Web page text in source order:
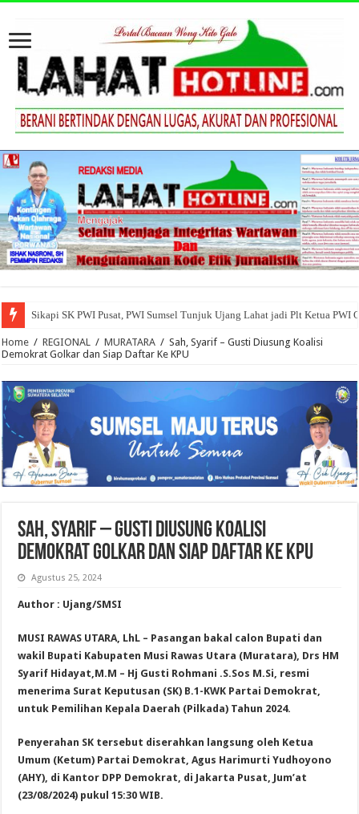
Sikapi SK PWI Pusat, PWI Sumsel Tunjuk Ujang Lahat jadi Plt Ketua PWI
Home / REGIONAL / MURATARA / Sah, Syarif – Gusti Diusung Koalisi
Demokrat Golkar dan Siap Daftar Ke KPU
Sah, Syarif – Gusti Diusung Koalisi
Demokrat Golkar dan Siap Daftar Ke KPU
Agustus 25, 2024
Author : Ujang/SMSI
MUSI RAWAS UTARA, LhL – Pasangan bakal calon Bupati dan
wakil Bupati Kabupaten Musi Rawas Utara (Muratara), Drs HM
Syarif Hidayat,M.M – Hj Gusti Rohmani .S.Sos M.Si, resmi
menerima Surat Keputusan (SK) B.1-KWK Partai Demokrat,
untuk Pemilihan Kepala Daerah (Pilkada) Tahun 2024.
Penyerahan SK tersebut diserahkan langsung oleh Ketua
Umum (Ketum) Partai Demokrat, Agus Harimurti Yudhoyono
(AHY), di Kantor DPP Demokrat, di Jakarta Pusat, Jum’at
(23/08/2024) pukul 15:30 WIB.